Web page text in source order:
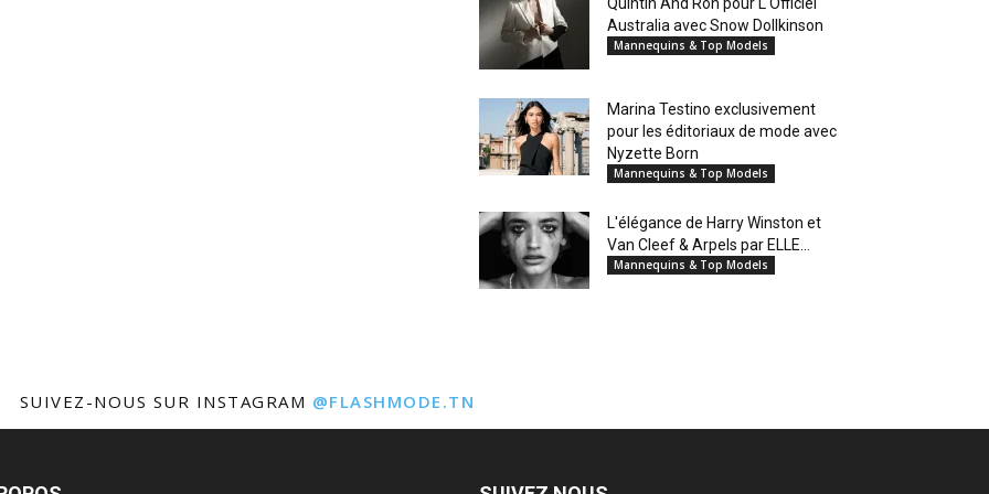
Australia avec Snow Dollkinson
Mannequins & Top Models
Marina Testino exclusivement
pour les éditoriaux de mode avec
Nyzette Born
Mannequins & Top Models
L'élégance de Harry Winston et
Van Cleef & Arpels par ELLE...
Mannequins & Top Models
SUIVEZ-NOUS SUR INSTAGRAM @FLASHMODE.TN